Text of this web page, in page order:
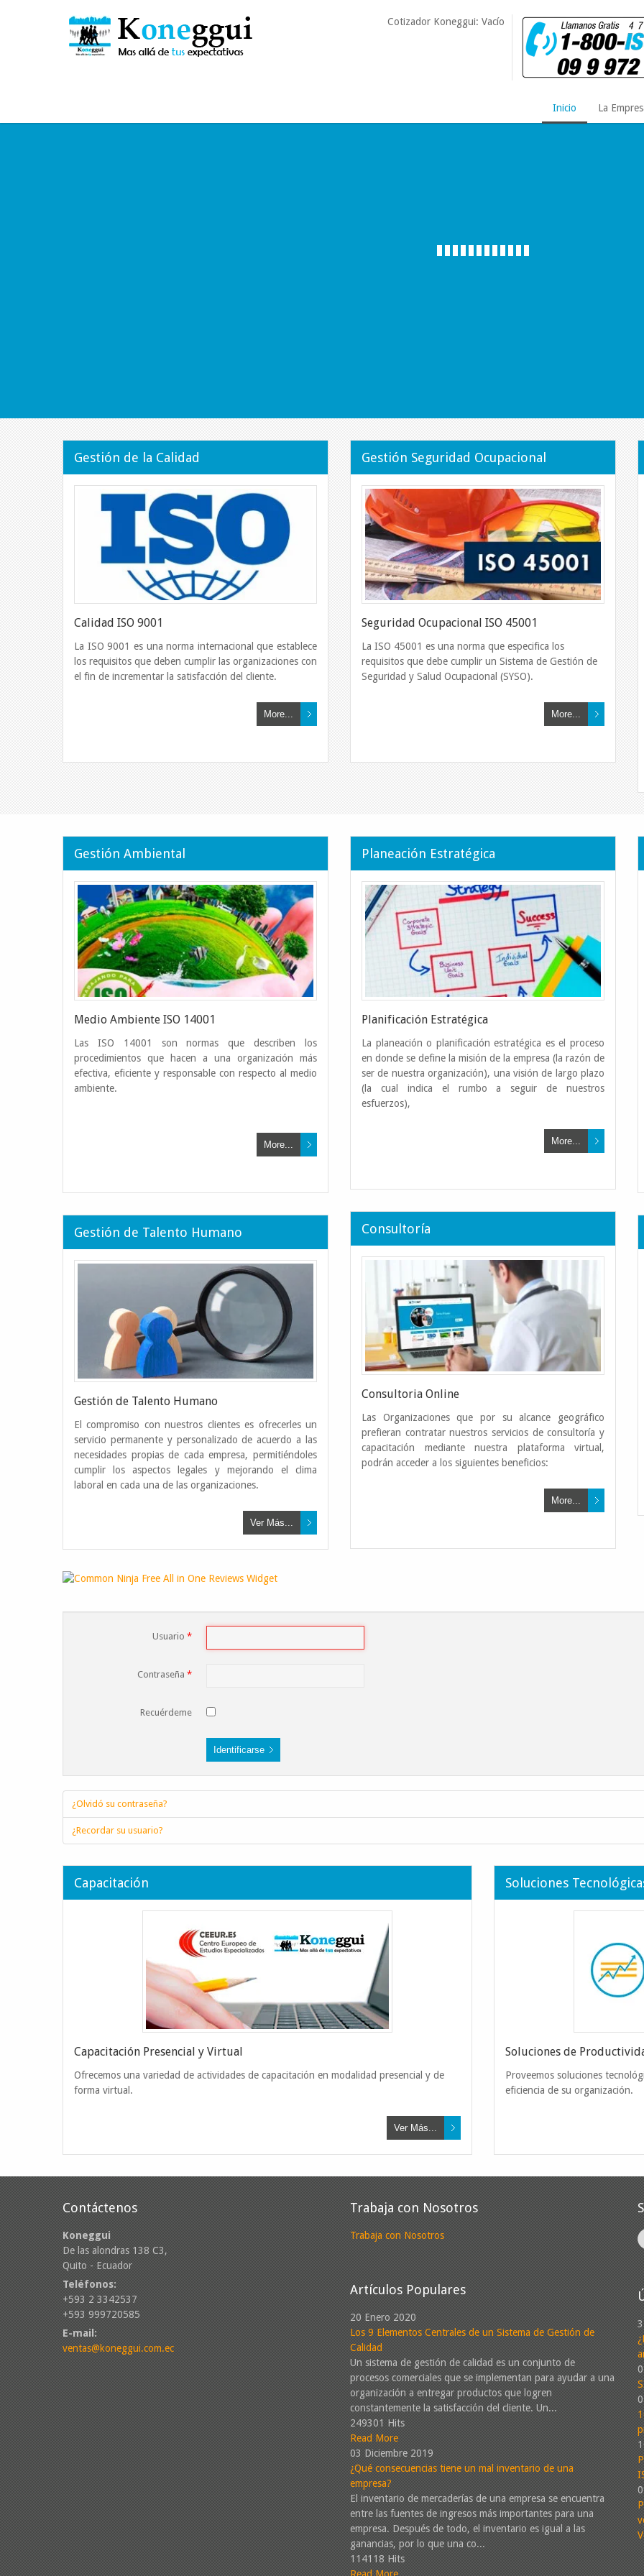
Cotizador Koneggui: Vacío
Inicio La
los aspectos legales y
Prevención
Psicosociales
Medimos los riesgos
una metodología
acorde a la realidad de la
Planeación
Ayudamos a las
necesarios para alcanzar
Gestión de
Somos expertos en la
Levantamiento de
Gestión de
Gestionamos la
de higiene y seguridad
Gestionamos el riesgo
con la legislación y
Gestión
Fortalecemos el control
Gestión de la
Mejoramos
direccionando sus
Gestión de la Calidad
Calidad ISO 9001
La ISO 9001 es una norma internacional que establece
los requisitos que deben cumplir las organizaciones con
el fin de incrementar la satisfacción del cliente.
More...
Gestión Seguridad Ocupacional
Seguridad Ocupacional ISO 45001
La ISO 45001 es una norma que especifica los
requisitos que debe cumplir un Sistema de Gestión de
Seguridad y Salud Ocupacional (SYSO).
More...
Gestión Ambiental
Medio Ambiente ISO 14001
Las ISO 14001 son normas que describen los
procedimientos que hacen a una organización más
efectiva, eficiente y responsable con respecto al medio
ambiente.
More...
Gestión de Talento Humano
Gestión de Talento Humano
El compromiso con nuestros clientes es ofrecerles un
servicio permanente y personalizado de acuerdo a las
necesidades propias de cada empresa, permitiéndoles
cumplir los aspectos legales y mejorando el clima
laboral en cada una de las organizaciones.
Ver Más...
Planeación Estratégica
Planificación Estratégica
La planeación o planificación estratégica es el proceso
en donde se define la misión de la empresa (la razón de
ser de nuestra organización), una visión de largo plazo
(la cual indica el rumbo a seguir de nuestros
esfuerzos),
More...
Consultoría
Consultoria Online
Las Organizaciones que por su alcance geográfico
prefieran contratar nuestros servicios de consultoría y
capacitación mediante nuestra plataforma virtual,
podrán acceder a los siguientes beneficios:
More...
Free All in One Reviews Widget
Usuario *
Contraseña *
Recuérdeme
Identificarse
¿Olvidó su contraseña?
¿Recordar su usuario?
Capacitación
Capacitación Presencial y Virtual
Ofrecemos una variedad de actividades de capacitación en modalidad presencial y de
forma virtual.
Ver Más...
Soluciones
Soluciones de
Proveemos soluciones
eficiencia de su organización.
Contáctenos
Koneggui
De las alondras 138 C3,
Quito - Ecuador
Teléfonos:
+593 2 3342537
+593 999720585
E-mail:
ventas@koneggui.com.ec
Trabaja con Nosotros
Trabaja con Nosotros
Artículos Populares
20 Enero 2020
Los 9 Elementos Centrales de un Sistema de Gestión de
Calidad
Un sistema de gestión de calidad es un conjunto de
procesos comerciales que se implementan para ayudar a una
organización a entregar productos que logren
constantemente la satisfacción del cliente. Un...
249301 Hits
Read More
03 Diciembre 2019
¿Qué consecuencias tiene un mal inventario de una
empresa?
El inventario de mercaderías de una empresa se encuentra
entre las fuentes de ingresos más importantes para una
empresa. Después de todo, el inventario es igual a las
ganancias, por lo que una co...
114118 Hits